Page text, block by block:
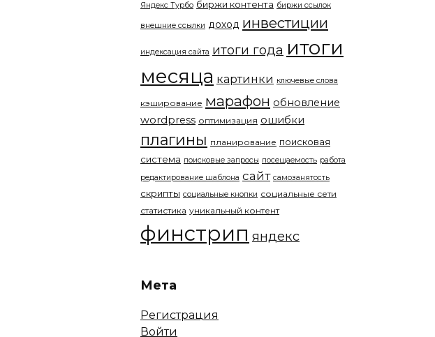
Яндекс Турбо биржи контента биржи ссылок
внешние ссылки доход инвестиции
индексация сайта итоги года итоги
месяца картинки ключевые слова
кэширование марафон обновление
wordpress оптимизация ошибки
плагины планирование поисковая
система поисковые запросы посещаемость работа
редактирование шаблона сайт самозанятость
скрипты социальные кнопки социальные сети
статистика уникальный контент
финстрип яндекс
Мета
Регистрация
Войти